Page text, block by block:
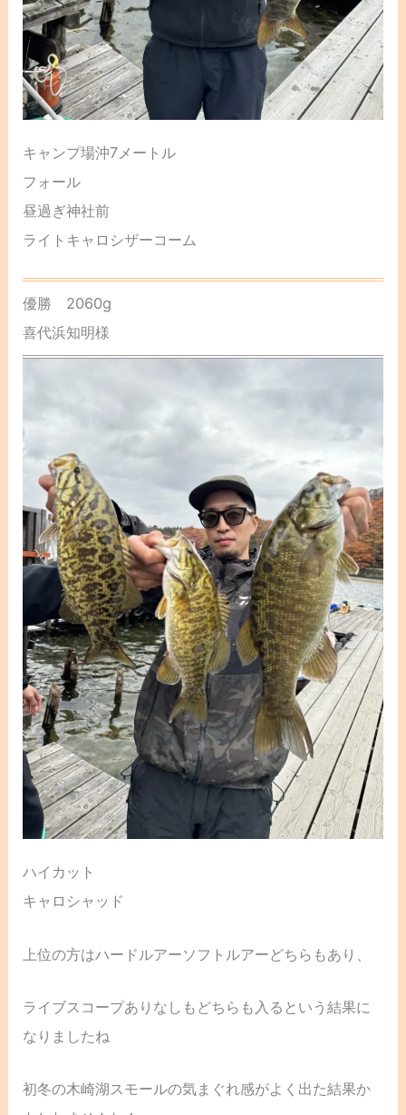
キャンプ場沖7メートル
フォール
昼過ぎ神社前
ライトキャロシザーコーム
優勝 2060g
喜代浜知明様
ハイカット
キャロシャッド
上位の方はハードルアーソフトルアーどちらもあり、
ライブスコープありなしもどちらも入るという結果に
なりましたね
初冬の木崎湖スモールの気まぐれ感がよく出た結果か